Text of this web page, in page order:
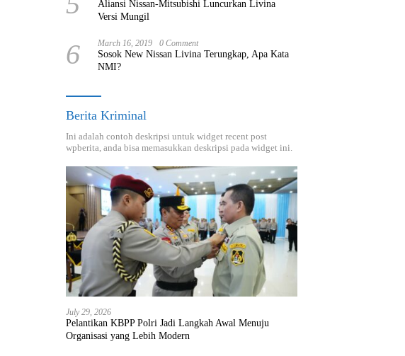
Aliansi Nissan-Mitsubishi Luncurkan Livina
Versi Mungil
6 March 16, 2019 0 Comment
Sosok New Nissan Livina Terungkap, Apa Kata
NMI?
Berita Kriminal
Ini adalah contoh deskripsi untuk widget recent post
wpberita, anda bisa memasukkan deskripsi pada widget ini.
July 29, 2026
Pelantikan KBPP Polri Jadi Langkah Awal Menuju
Organisasi yang Lebih Modern